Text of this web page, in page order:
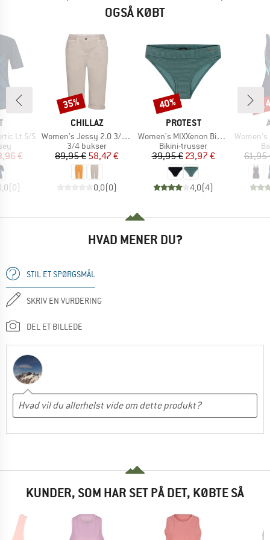
OGSÅ KØBT
Lt S/S
pris
€
(0)
MÆRKE
CHILLAZ
Artikel
Women's Jessy 2.0 3/4 Pant
Produktgruppe
3/4 bukser
Pris
89,95 €Nedsat pris
58,47 €
0,0(0)
Rabat
35%
MÆRKE
PROTEST
Artikel
Women's MIXXenon Bikini Bottom
Produktgruppe
Bikini-trusser
Pris
39,95 €Nedsat pris
23,97 €
4,0(4)
Rabat
40%
Artikel
Women's
61,95
HVAD MENER DU?
STIL ET SPØRGSMÅL
SKRIV EN VURDERING
DEL ET BILLEDE
KUNDER, SOM HAR SET PÅ DET, KØBTE SÅ